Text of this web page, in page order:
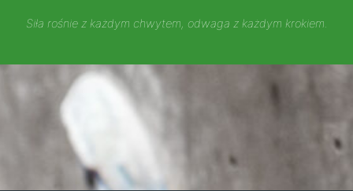
Siła rośnie z każdym chwytem, odwaga z każdym krokiem.